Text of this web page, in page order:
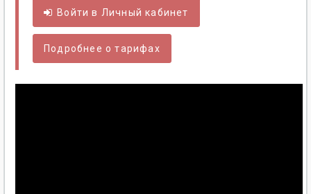
Войти в Личный кабинет
Подробнее о тарифах